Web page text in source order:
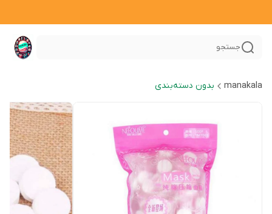
جستجو
manakala بدون دسته‌بندی